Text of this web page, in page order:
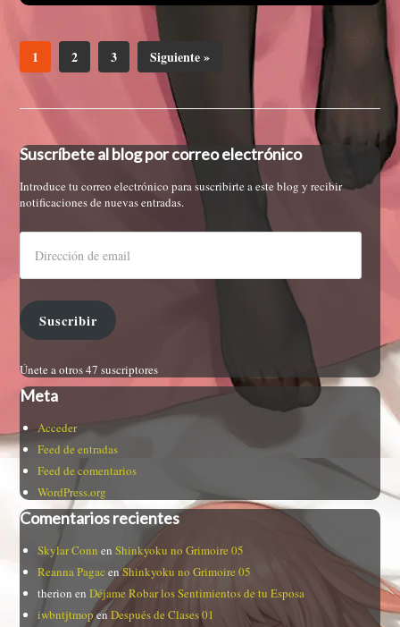
1 2 3 Siguiente »
Suscríbete al blog por correo electrónico
Introduce tu correo electrónico para suscribirte a este blog y recibir
notificaciones de nuevas entradas.
Suscribir
Únete a otros 47 suscriptores
Meta
Acceder
Feed de entradas
Feed de comentarios
WordPress.org
Comentarios recientes
Skylar Conn enShinkyoku no Grimoire 05
Reanna Pagac enShinkyoku no Grimoire 05
therion enDéjame Robar los Sentimientos de tu Esposa
iwbntjtmopenDespués de Clases 01